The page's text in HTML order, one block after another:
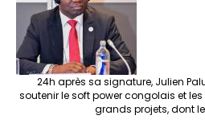
k
24h après sa signature, Julien
soutenir le soft power congolais et
grands projets, dont